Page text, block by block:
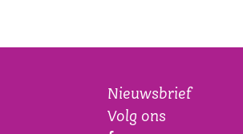
Nieuwsbrief
Volg ons